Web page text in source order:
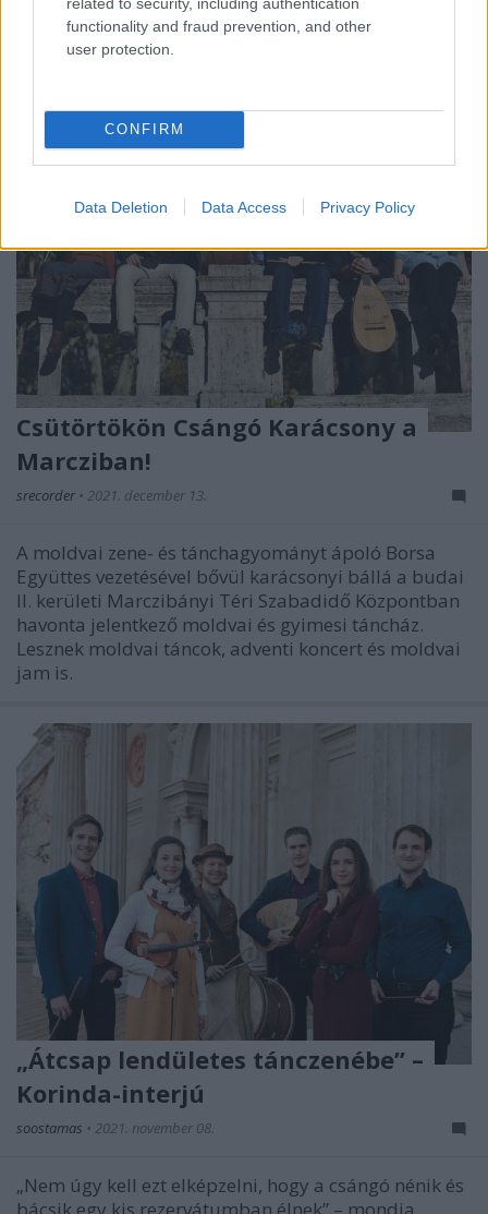
functionality and fraud prevention, and other
user protection.
CONFIRM
Data Deletion Data Access Privacy Policy
aki még nem, annak épp itt az ideje, hogy beszálljon
ebbe a nagyszerű hagyományba.
Csütörtökön Csángó Karácsony a
Marcziban!
srecorder • 2021. december 13.
A moldvai zene- és tánchagyományt ápoló Borsa
Együttes vezetésével bővül karácsonyi bállá a budai
II. kerületi Marczibányi Téri Szabadidő Központban
havonta jelentkező moldvai és gyimesi táncház.
Lesznek moldvai táncok, adventi koncert és moldvai
jam is.
„Átcsap lendületes tánczenébe” –
Korinda-interjú
soostamas • 2021. november 08.
„Nem úgy kell ezt elképzelni, hogy a csángó nénik és